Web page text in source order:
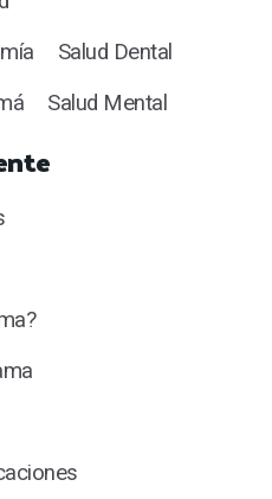
Salud Dental
Salud Mental